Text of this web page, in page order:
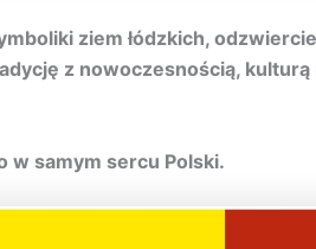
ziem łódzkich,
z nowoczesnością,
w samym sercu Polski.